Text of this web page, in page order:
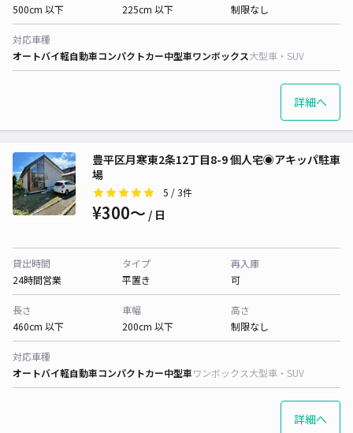
500cm 以下
225cm 以下
制限なし
対応車種
オートバイ軽自動車コンパクトカー中型車ワンボックス大型車・SUV
詳細へ
豊平区月寒東2条12丁目8-9 個人宅◉アキッパ駐車
場
5 / 3件
¥300〜 / 日
貸出時間
24時間営業
タイプ
平置き
再入庫
可
長さ
460cm 以下
車幅
200cm 以下
高さ
制限なし
対応車種
オートバイ軽自動車コンパクトカー中型車ワンボックス大型車・SUV
詳細へ